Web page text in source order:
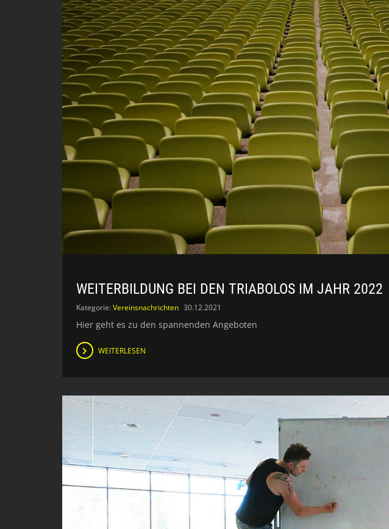
WEITERBILDUNG BEI DEN TRIABOLOS IM JAHR 2022
Kategorie:Vereinsnachrichten 30.12.2021
Hier geht es zu den spannenden Angeboten
WEITERLESEN